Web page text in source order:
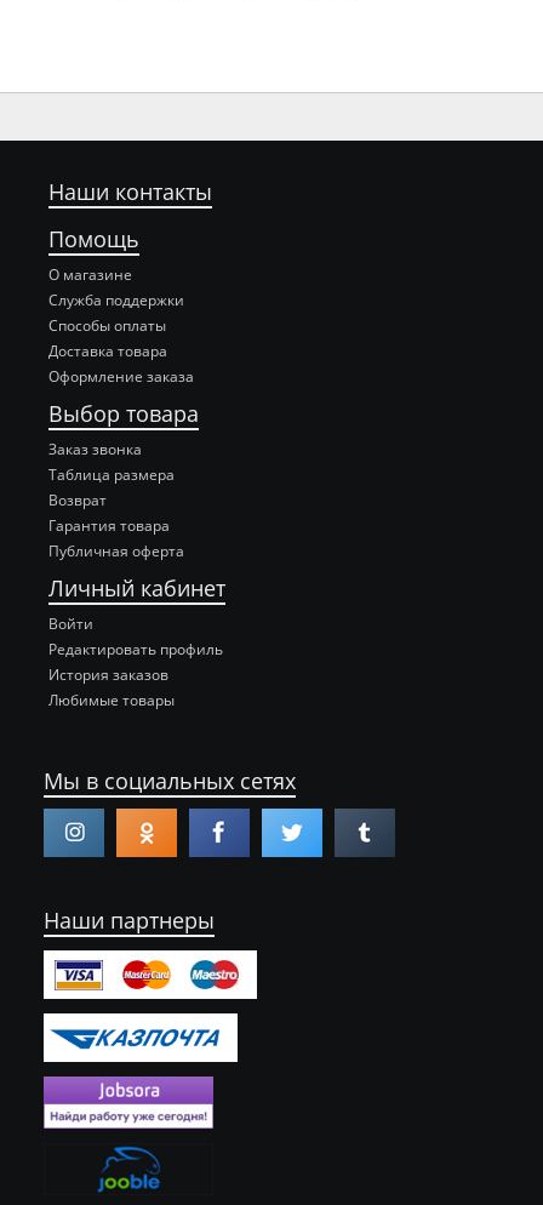
Наши контакты
Помощь
О магазине
Служба поддержки
Способы оплаты
Доставка товара
Оформление заказа
Выбор товара
Заказ звонка
Таблица размера
Возврат
Гарантия товара
Публичная оферта
Личный кабинет
Войти
Редактировать профиль
История заказов
Любимые товары
Мы в социальных сетях
Наши партнеры